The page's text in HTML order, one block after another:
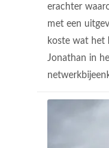
erachter
met een
koste wat het
Jonathan in